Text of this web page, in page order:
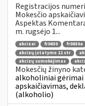
Registracijos
Mokesčio
Aspektas
m. rugsėjo 1...
akcizai fr0630 fr0630a
akcizų įstatymo 11 str
akcizų sumokėjimas
Mokesčių žinyno
alkoholiniai gėrimai
apskaičiavimas,
(alkoholio)